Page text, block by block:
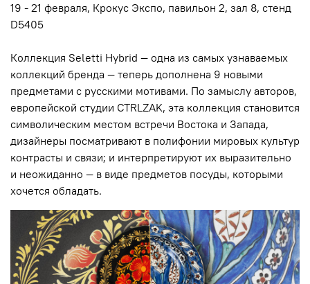
19 - 21 февраля, Крокус Экспо, павильон 2, зал 8, стенд
D5405
Коллекция Seletti Hybrid — одна из самых узнаваемых
коллекций бренда — теперь дополнена 9 новыми
предметами с русскими мотивами. По замыслу авторов,
европейской студии CTRLZAK, эта коллекция становится
символическим местом встречи Востока и Запада,
дизайнеры посматривают в полифонии мировых культур
контрасты и связи; и интерпретируют их выразительно
и неожиданно — в виде предметов посуды, которыми
хочется обладать.